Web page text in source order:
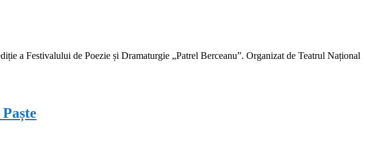
a Festivalului de Poezie și Dramaturgie „Patrel Berceanu”. Organizat de Teatrul Național